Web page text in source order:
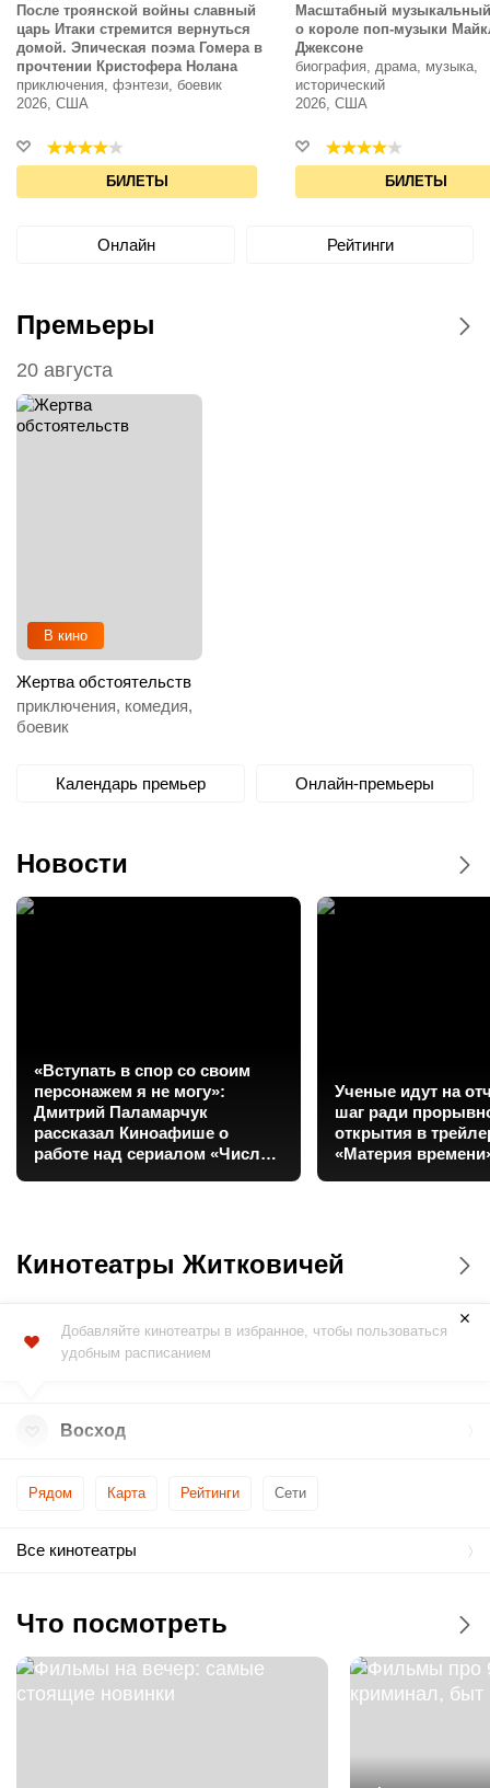
Онлайн Рейтинги
После троянской войны славный
царь Итаки стремится вернуться
домой. Эпическая поэма Гомера в
прочтении Кристофера Нолана
приключения, фэнтези, боевик
2026, США
БИЛЕТЫ
Масштабный
о короле поп-музыки
Джексоне
биография, драма, музыка,
исторический
2026, США
БИЛЕТЫ
Премьеры
Календарь премьер Онлайн-премьеры
20 августа
В кино
Жертва обстоятельств
приключения, комедия,
боевик
Новости
«Вступать в спор со своим
персонажем я не могу»:
Дмитрий Паламарчук
рассказал Киноафише о
работе над сериалом «Число
Ученые идут на
шаг ради
открытия в
«Материя
Кинотеатры Житковичей
Рядом Карта Рейтинги Сети
Добавляйте кинотеатры в избранное, чтобы пользоваться
удобным расписанием
Восход
Все кинотеатры
Что посмотреть